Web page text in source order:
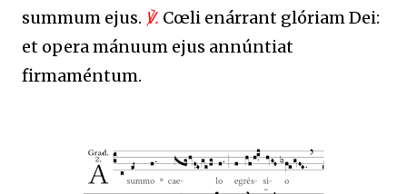
summum ejus. ℣. Cœli enárrant glóriam Dei:
et opera mánuum ejus annúntiat
firmaméntum.